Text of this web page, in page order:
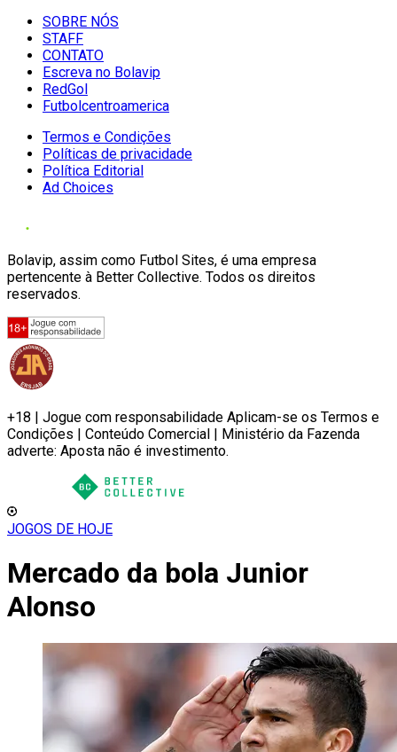
SOBRE NÓS
STAFF
CONTATO
Escreva no Bolavip
RedGol
Futbolcentroamerica
Termos e Condições
Políticas de privacidade
Política Editorial
Ad Choices
Bolavip, assim como Futbol Sites, é uma empresa
pertencente à Better Collective. Todos os direitos
reservados.
+18 | Jogue com responsabilidade Aplicam-se os Termos e
Condições | Conteúdo Comercial | Ministério da Fazenda
adverte: Aposta não é investimento.
JOGOS DE HOJE
Mercado da bola Junior
Alonso